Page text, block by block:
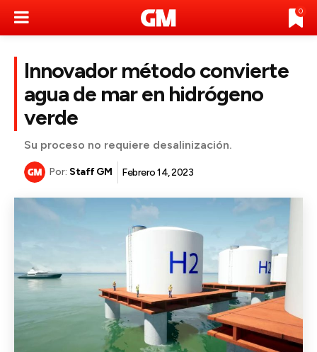
0
Innovador método convierte
agua de mar en hidrógeno
verde
Su proceso no requiere desalinización.
Por: Staff GM Febrero 14, 2023